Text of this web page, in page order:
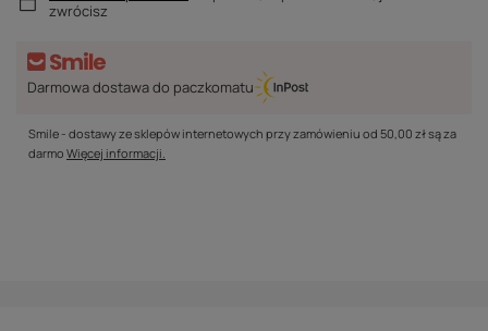
zwrócisz
Darmowa dostawa do paczkomatu
Smile - dostawy ze sklepów internetowych przy zamówieniu od 50,00 złsą za
darmo Więcej informacji.